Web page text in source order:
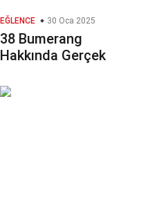
EĞLENCE 30 Oca 2025
38 Bumerang
Hakkında Gerçek